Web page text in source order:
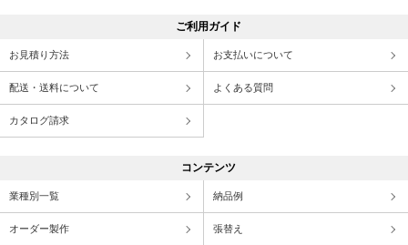
ご利用ガイド
お見積り方法 お支払いについて
配送・送料について よくある質問
カタログ請求
コンテンツ
業種別一覧 納品例
オーダー製作 張替え